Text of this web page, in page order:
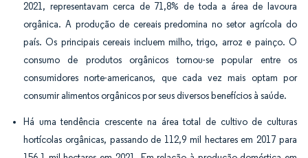
2021, representavam cerca de 71,8% de toda a área de lavoura
orgânica. A produção de cereais predomina no setor agrícola do
país. Os principais cereais incluem milho, trigo, arroz e painço. O
consumo de produtos orgânicos tornou-se popular entre os
consumidores norte-americanos, que cada vez mais optam por
consumir alimentos orgânicos por seus diversos benefícios à saúde.
Há uma tendência crescente na área total de cultivo de culturas
hortícolas orgânicas, passando de 112,9 mil hectares em 2017 para